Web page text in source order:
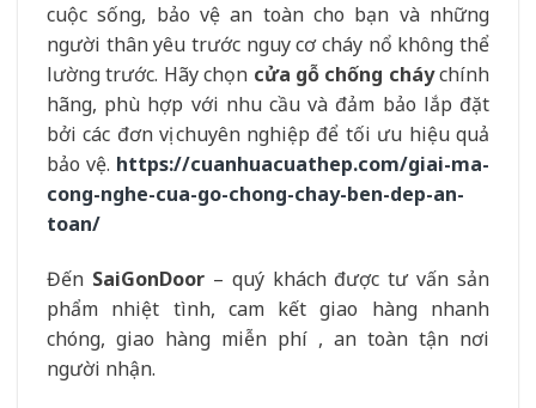
cuộc sống, bảo vệ an toàn cho bạn và những
người thân yêu trước nguy cơ cháy nổ không thể
lường trước. Hãy chọn cửa gỗ chống cháychính
hãng, phù hợp với nhu cầu và đảm bảo lắp đặt
bởi các đơn vị chuyên nghiệp để tối ưu hiệu quả
bảo vệ. https://cuanhuacuathep.com/giai-ma-
cong-nghe-cua-go-chong-chay-ben-dep-an-
toan/
Đến SaiGonDoor– quý khách được tư vấn sản
phẩm nhiệt tình, cam kết giao hàng nhanh
chóng, giao hàng miễn phí , an toàn tận nơi
người nhận.